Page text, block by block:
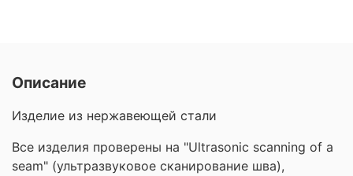
Описание
Изделие из нержавеющей стали
Все изделия проверены на "Ultrasonic scanning of a
seam" (ультразвуковое сканирование шва),